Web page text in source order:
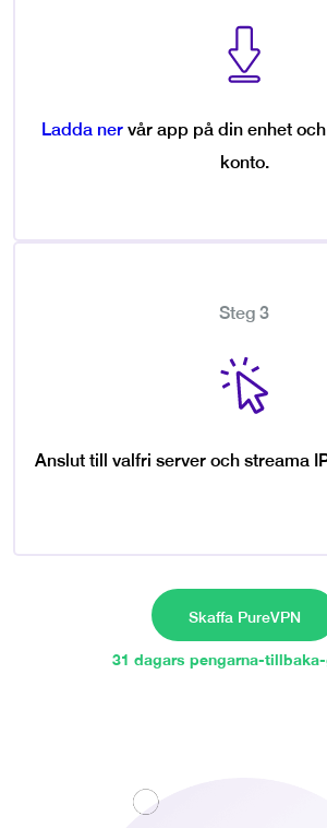
Ladda ner vår app på din enhet
konto.
Steg 3
Anslut till valfri server och streama
Skaffa PureVPN
31 dagars pengarna-